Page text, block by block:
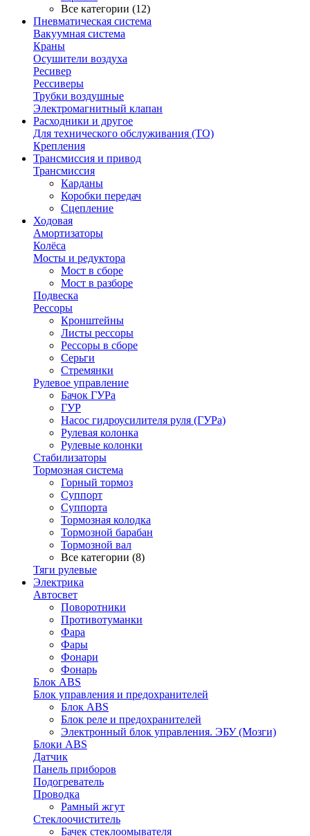
Все категории (12)
Пневматическая система
Вакуумная система
Краны
Осушители воздуха
Ресивер
Рессиверы
Трубки воздушные
Электромагнитный клапан
Расходники и другое
Для технического обслуживания (ТО)
Крепления
Трансмиссия и привод
Трансмиссия
Карданы
Коробки передач
Сцепление
Ходовая
Амортизаторы
Колёса
Мосты и редуктора
Мост в сборе
Мост в разборе
Подвеска
Рессоры
Кронштейны
Листы рессоры
Рессоры в сборе
Серьги
Стремянки
Рулевое управление
Бачок ГУРа
ГУР
Насос гидроусилителя руля (ГУРа)
Рулевая колонка
Рулевые колонки
Стабилизаторы
Тормозная система
Горный тормоз
Суппорт
Суппорта
Тормозная колодка
Тормозной барабан
Тормозной вал
Все категории (8)
Тяги рулевые
Электрика
Автосвет
Поворотники
Противотуманки
Фара
Фары
Фонари
Фонарь
Блок ABS
Блок управления и предохранителей
Блок ABS
Блок реле и предохранителей
Электронный блок управления. ЭБУ (Мозги)
Блоки ABS
Датчик
Панель приборов
Подогреватель
Проводка
Рамный жгут
Стеклоочиститель
Бачек стеклоомывателя